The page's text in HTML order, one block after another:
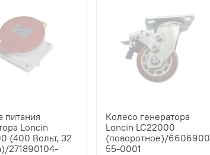
питания
Loncin
(400 Вольт, 32
271890104-
Колесо генератора
Loncin LC22000
(поворотное)/6606900
55-0001